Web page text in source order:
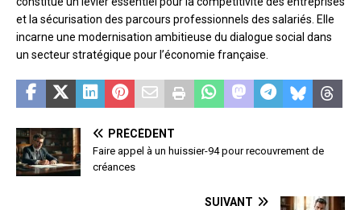
et la sécurisation des parcours professionnels des salariés. Elle
incarne une modernisation ambitieuse du dialogue social dans
un secteur stratégique pour l’économie française.
PRÉCÉDENT
Faire appel à un huissier-94 pour recouvrement de
créances
SUIVANT